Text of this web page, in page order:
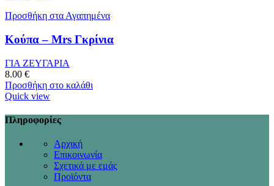
Προσθήκη στα Αγαπημένα
Κούπα – Mrs Γκρίνια
ΓΙΑ ΖΕΥΓΑΡΙΑ
8.00 €
Προσθήκη στο καλάθι
Quick view
Πληροφορίες
Αρχική
Επικοινωνία
Σχετικά με εμάς
Προϊόντα